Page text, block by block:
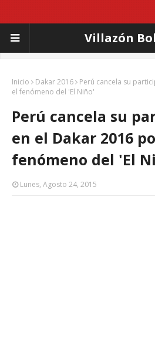
Villazón
Inicio Dakar 2016
Perú cancela su
el fenómeno del 'El Niño'
Perú cancela su
en el Dakar 2016
fenómeno del 'El
Lunes, Agosto 24, 2015